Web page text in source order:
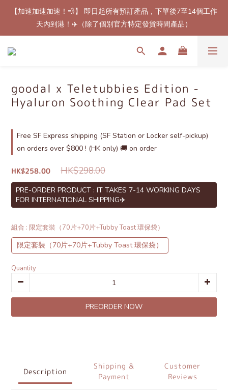
【最新免郵優惠！🚚】滿$800（折扣後總額）包順豐站或櫃自取
郵費！（只限香港地區）
【加速加速加速！💨】 即日起所有預訂產品，下單後7至14個工作
天內到港！✈️（除了個別官方特定發貨時間產品）
【最新免郵優惠！🚚】滿$800（折扣後總額）包順豐站或櫃自取
goodal x Teletubbies Edition -
Hyaluron Soothing Clear Pad Set
Free SF Express shipping (SF Station or Locker self-pickup)
on orders over $800 ! (HK only) 🚚 on order
HK$298.00
HK$258.00
PRE-ORDER PRODUCT : IT TAKES 7-14 WORKING DAYS
FOR INTERNATIONAL SHIPPING✈️
組合 : 限定套裝（70片+70片+Tubby Toast 環保袋）
限定套裝（70片+70片+Tubby Toast 環保袋）
Quantity
PREORDER NOW
Description
Shipping &
Payment
Customer
Reviews